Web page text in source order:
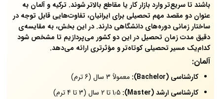
باشند تا سریع‌تر وارد بازار کار یا مقاطع بالاتر شوند. ترکیه و آلمان به
عنوان دو مقصد مهم تحصیلی برای ایرانیان، تفاوت‌هایی قابل توجه در
ساختار زمانی دوره‌های دانشگاهی دارند. در این بخش، به مقایسه‌ی
دقیق مدت زمان تحصیل در این دو کشور می‌پردازیم تا مشخص شود
کدام‌یک مسیر تحصیلی کوتاه‌تر و مؤثرتری ارائه می‌دهد.
آلمان:
کارشناسی (Bachelor):
معمولاً 3 سال (6 ترم)
کارشناسی ارشد (Master):